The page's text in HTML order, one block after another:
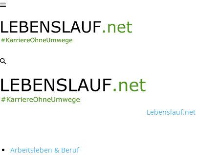
Lebenslauf.net
Arbeitsleben & Beruf